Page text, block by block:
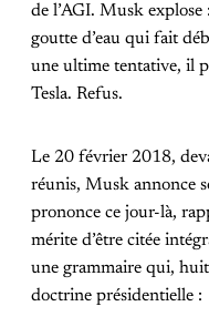
de l’AGI. Musk explose
goutte d’eau qui fait
une ultime tentative, il
Tesla. Refus.
Le 20 février 2018,
réunis, Musk annonce
prononce ce jour-là,
mérite d’être citée
une grammaire qui,
doctrine présidentielle :